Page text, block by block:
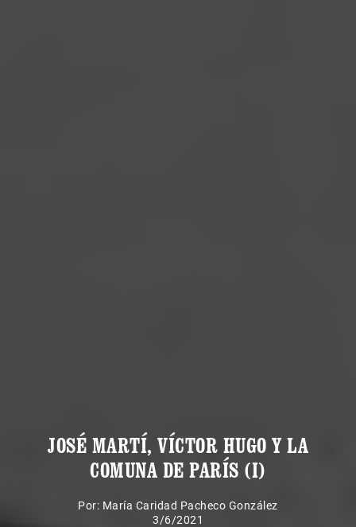
JOSÉ MARTÍ, VÍCTOR HUGO Y LA
COMUNA DE PARÍS (I)
Por: María Caridad Pacheco González
3/6/2021